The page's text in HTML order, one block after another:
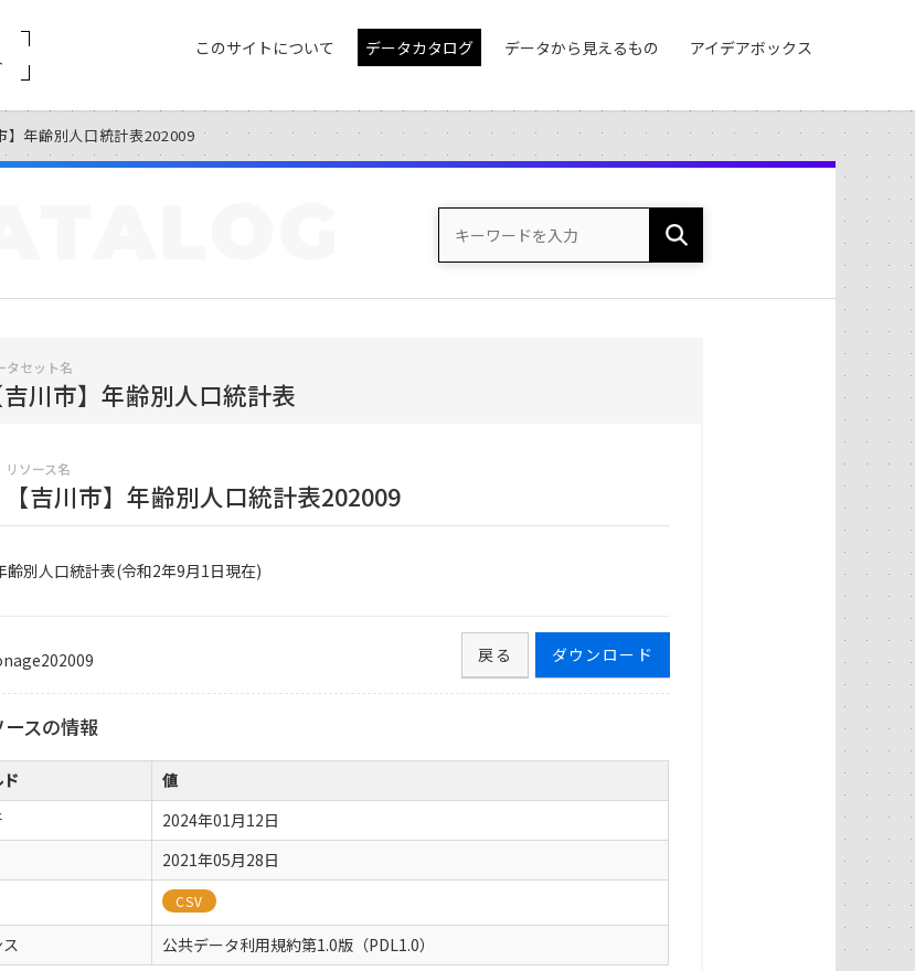
このサイトについて データカタログ データから見えるもの アイデアボックス
】年齢別人口統計表202009
タセット名
吉川市】年齢別人口統計表
リソース名
【吉川市】年齢別人口統計表202009
齢別人口統計表(令和2年9月1日現在)
ダウンロード
戻る
ースの情報
値
2024年01月12日
2021年05月28日
CSV
公共データ利用規約第1.0版（PDL1.0）